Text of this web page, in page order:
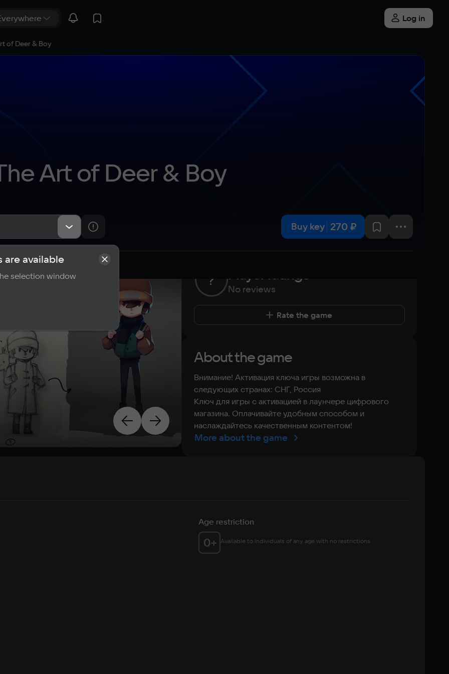
Log in
of Deer & Boy
Art of Deer & Boy
Buy key 270 ₽
Reviews
? Player ratings
No reviews
Rate the game
About the game
Внимание! Активация ключа игры возможна в
следующих странах: СНГ, Россия
Ключ для игры с активацией в лаунчере цифрового
магазина. Оплачивайте удобным способом и
наслаждайтесь качественным контентом!
More about the game
Age restriction
0+ Available to individuals of any age with no restrictions
are available
selection window